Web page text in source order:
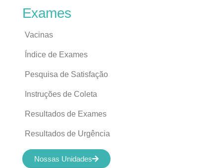
Exames
Vacinas
Índice de Exames
Pesquisa de Satisfação
Instruções de Coleta
Resultados de Exames
Resultados de Urgência
Nossas Unidades